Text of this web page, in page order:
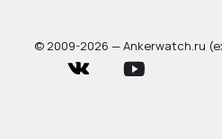
© 2009-2026 — Ankerwatch.ru
vkontakte youtube